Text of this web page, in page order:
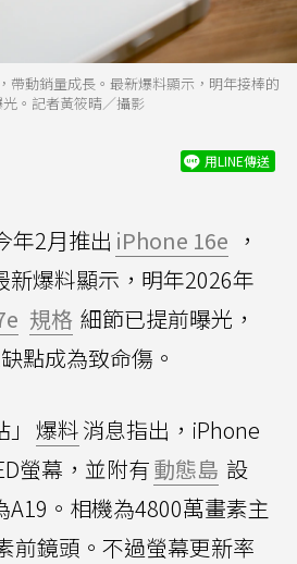
帶動銷量成長。最新爆料顯示，明年接棒的
。記者黃筱晴／攝影
用LINE傳送
年2月推出 iPhone 16e ，
新爆料顯示，明年2026年
規格 細節已提前曝光，
點成為致命傷。
爆料消息指出，iPhone
螢幕，並附有動態島 設
A19。相機為4800萬畫素主
前鏡頭。不過螢幕更新率